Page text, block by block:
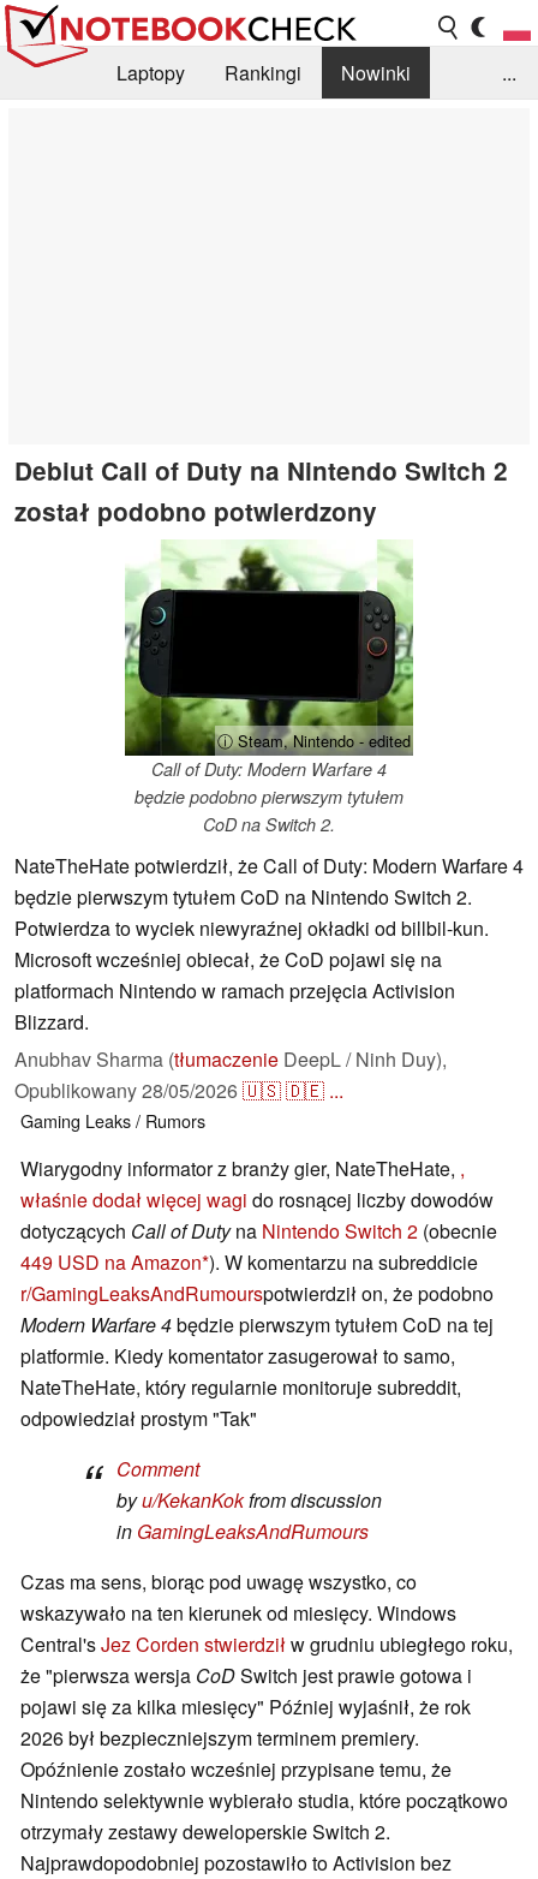
Laptopy Rankingi
Nowinki
...
Debiut Call of Duty na Nintendo Switch 2
został podobno potwierdzony
ⓘ Steam, Nintendo - edited
Call of Duty: Modern Warfare 4
będzie podobno pierwszym tytułem
CoD na Switch 2.
NateTheHate potwierdził, że Call of Duty: Modern Warfare 4
będzie pierwszym tytułem CoD na Nintendo Switch 2.
Potwierdza to wyciek niewyraźnej okładki od billbil-kun.
Microsoft wcześniej obiecał, że CoD pojawi się na
platformach Nintendo w ramach przejęcia Activision
Blizzard.
Anubhav Sharma (tłumaczenie DeepL / Ninh Duy),
Opublikowany28/05/2026🇺🇸🇩🇪 ...
Gaming Leaks / Rumors
Wiarygodny informator z branży gier, NateTheHate, ,
właśnie dodał więcej wagi do rosnącej liczby dowodów
dotyczących Call of Dutyna Nintendo Switch 2 (obecnie
449 USD na Amazon ). W komentarzu na subreddicie
r/GamingLeaksAndRumourspotwierdził on, że podobno
Modern Warfare 4będzie pierwszym tytułem CoD na tej
platformie. Kiedy komentator zasugerował to samo,
NateTheHate, który regularnie monitoruje subreddit,
odpowiedział prostym "Tak"
Comment
byu/KekanKokfrom discussion
in GamingLeaksAndRumours
Czas ma sens, biorąc pod uwagę wszystko, co
wskazywało na ten kierunek od miesięcy. Windows
Central'sJez Corden stwierdziłw grudniu ubiegłego roku,
że "pierwsza wersja CoDSwitch jest prawie gotowa i
pojawi się za kilka miesięcy" Później wyjaśnił, że rok
2026 był bezpieczniejszym terminem premiery.
Opóźnienie zostało wcześniej przypisane temu, że
Nintendo selektywnie wybierało studia, które początkowo
otrzymały zestawy deweloperskie Switch 2.
Najprawdopodobniej pozostawiło to Activision bez